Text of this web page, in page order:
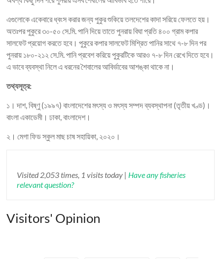
এগুলোকে একেবারে ধ্বংস করার জন্য পুকুর শুকিয়ে তলদেশের কাদা সরিয়ে ফেলতে হয়।
অতঃপর পুকুরে ৩০-৫০ সে.মি. পানি দিয়ে তাতে পুনরায় বিঘা প্রতি ৪০০ গ্রাম কপার
সালফেট প্রয়োগ করতে হবে। পুকুরে কপার সালফেট মিশ্রিত পানির সাথে ৭-৮ দিন পর
পুনরায় ১৮০-২১২ সে.মি. পানি প্রবেশ করিয়ে পুকুরটিকে আরও ৭-৮ দিন রেখে দিতে হবে।
এ ভাবে ব্যবস্থা নিলে এ ধরনের শৈবালের আবির্ভাবের আশঙ্কা থাকে না।
তথ্যসূত্র:
১। দাশ, বিষ্ণু (১৯৯৭) বাংলাদেশের মৎস্য ও মৎস্য সম্পদ ব্যবস্থাপনা (তৃতীয় খণ্ড)।
বাংলা একাডেমী। ঢাকা, বাংলাদেশ।
২। মেগা ফিড স্কুল মাছ চাষ সহায়িকা, ২০২০।
Visited 2,053 times, 1 visits today | Have any fisheries
relevant question?
Visitors' Opinion